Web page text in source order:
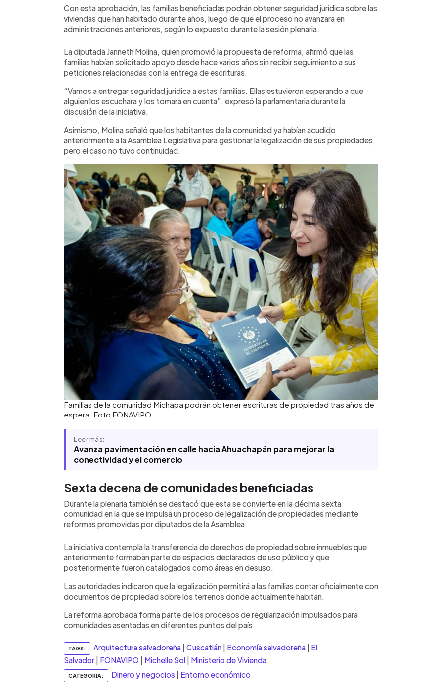
Con esta aprobación, las familias beneficiadas podrán obtener seguridad jurídica sobre las
viviendas que han habitado durante años, luego de que el proceso no avanzara en
administraciones anteriores, según lo expuesto durante la sesión plenaria.
La diputada Janneth Molina, quien promovió la propuesta de reforma, afirmó que las
familias habían solicitado apoyo desde hace varios años sin recibir seguimiento a sus
peticiones relacionadas con la entrega de escrituras.
“Vamos a entregar seguridad jurídica a estas familias. Ellas estuvieron esperando a que
alguien los escuchara y los tomara en cuenta”, expresó la parlamentaria durante la
discusión de la iniciativa.
Asimismo, Molina señaló que los habitantes de la comunidad ya habían acudido
anteriormente a la Asamblea Legislativa para gestionar la legalización de sus propiedades,
pero el caso no tuvo continuidad.
Familias de la comunidad Michapa podrán obtener escrituras de propiedad tras años de
espera. Foto FONAVIPO
Leer más:
Avanza pavimentación en calle hacia Ahuachapán para mejorar la
conectividad y el comercio
Sexta decena de comunidades beneficiadas
Durante la plenaria también se destacó que esta se convierte en la décima sexta
comunidad en la que se impulsa un proceso de legalización de propiedades mediante
reformas promovidas por diputados de la Asamblea.
La iniciativa contempla la transferencia de derechos de propiedad sobre inmuebles que
anteriormente formaban parte de espacios declarados de uso público y que
posteriormente fueron catalogados como áreas en desuso.
Las autoridades indicaron que la legalización permitirá a las familias contar oficialmente con
documentos de propiedad sobre los terrenos donde actualmente habitan.
La reforma aprobada forma parte de los procesos de regularización impulsados para
comunidades asentadas en diferentes puntos del país.
TAGS: Arquitectura salvadoreña Cuscatlán Economía salvadoreña
El
Salvador
FONAVIPO Michelle Sol Ministerio de Vivienda
CATEGORIA: Dinero y negocios Entorno económico